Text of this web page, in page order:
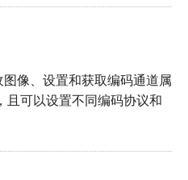
像、设置和获取编码通道属
且可以设置不同编码协议和